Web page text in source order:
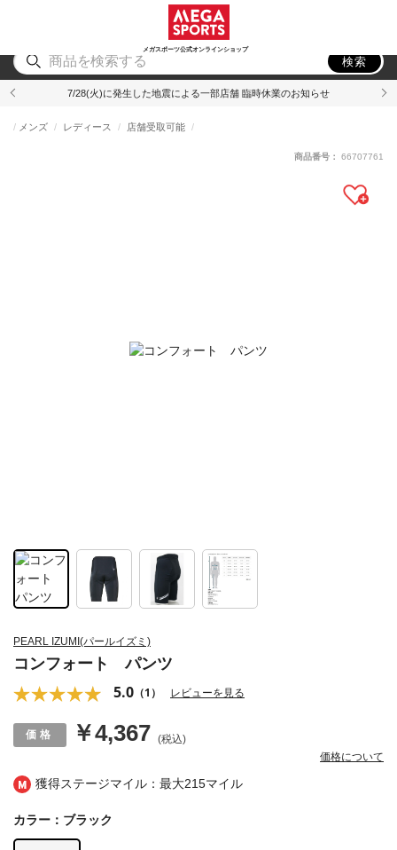
メガスポーツ公式オンラインショップ
アウトドア
検索
7/28(火)に発生した地震による一部店舗 臨時休業のお知らせ
獲得ステージマイル：最大215マイル
PEARL IZUMI(パールイズミ)
コンフォート パンツ
5.0 （1） レビューを見る
メンズ レディース 店舗受取可能
￥4,367 (税込)
価格について
商品番号： 66707761
カラー：ブラック